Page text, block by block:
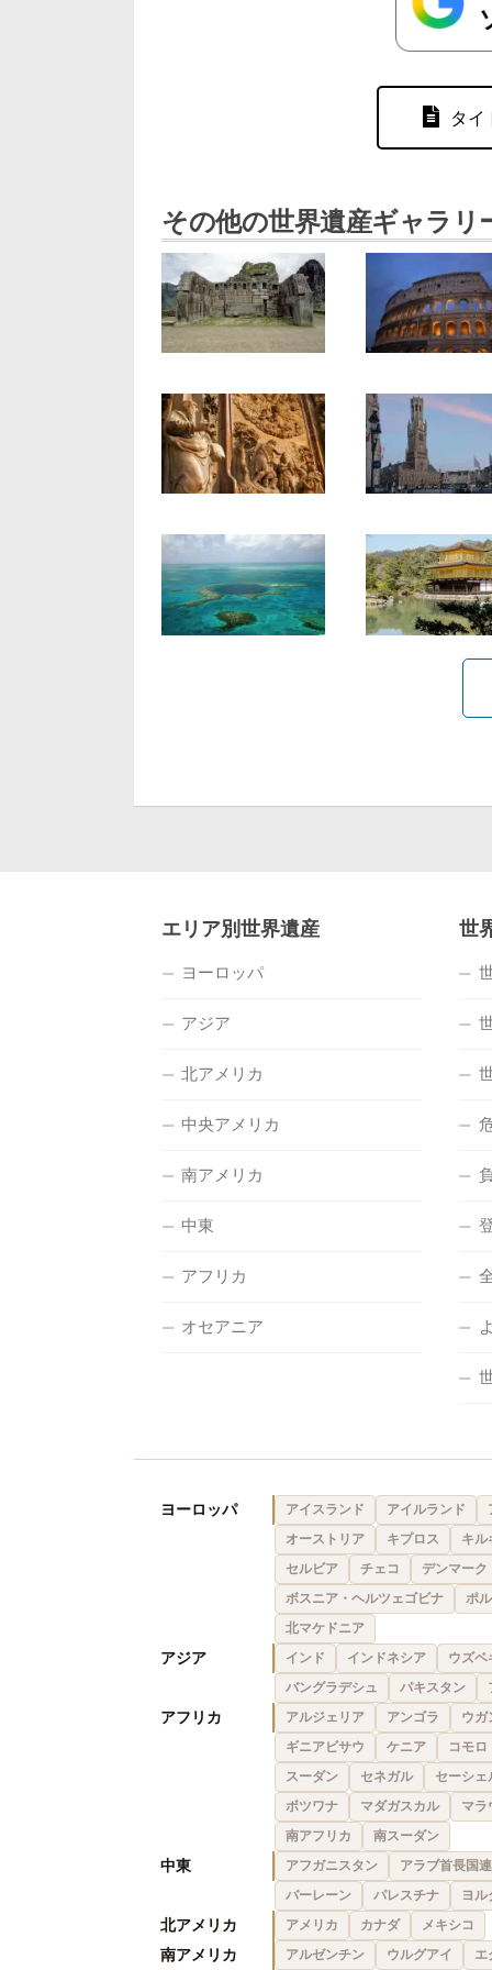
タイ
その他の世界遺産ギャラリ
エリア別世界遺産
ヨーロッパ
アジア
北アメリカ
中央アメリカ
南アメリカ
中東
アフリカ
オセアニア
世
ヨーロッパ アイスランド アイルランド
オーストリア
キプロス
キル
セルビア
チェコ
デンマーク
ボスニア・ヘルツェゴビナ
ポ
北マケドニア
アジア インド インドネシア
ウズベ
バングラデシュ
パキスタン
アフリカ アルジェリア アンゴラ
ウガ
ギニアビサウ
ケニア
コモロ
スーダン
セネガル
セーシェ
ボツワナ
マダガスカル
マラ
南アフリカ
南スーダン
中東 アフガニスタン
アラブ首長国
バーレーン
パレスチナ ヨル
北アメリカ アメリカ カナダ メキシコ
南アメリカ アルゼンチン ウルグアイ エ